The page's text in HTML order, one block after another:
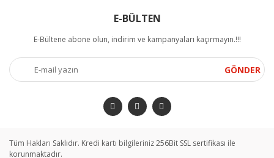
E-BÜLTEN
E-Bültene abone olun, indirim ve kampanyaları kaçırmayın.!!!
GÖNDER
Tüm Hakları Saklıdır. Kredi kartı bilgileriniz 256Bit SSL sertifikası ile
korunmaktadır.